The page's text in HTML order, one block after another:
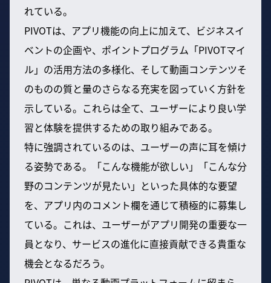
れている。
PIVOTは、アプリ機能の向上に加えて、ビジネスイ
ベントの企画や、ポイントプログラム「PIVOTマイ
ル」の活用方法の多様化、そして動画コンテンツそ
のものの質と量のさらなる充実を図っていく方針を
示している。これらは全て、ユーザーにより良い学
習と体験を提供するための取り組みである。
特に強調されているのは、ユーザーの声に耳を傾け
る姿勢である。「こんな機能が欲しい」「こんな分
野のコンテンツが見たい」といった具体的な要望
を、アプリ内のコメント欄を通じて積極的に募集し
ている。これは、ユーザーがアプリ開発の重要な一
員となり、サービスの進化に直接貢献できる貴重な
機会となるだろう。